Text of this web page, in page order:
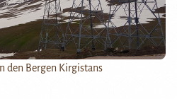
den Bergen Kirgistans